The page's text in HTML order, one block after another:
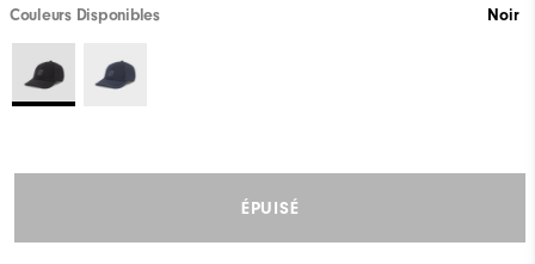
Couleurs Disponibles Noir
ÉPUISÉ